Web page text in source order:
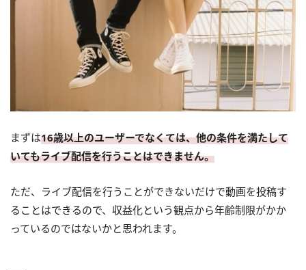
まずは16歳以上のユーザーでなくては、他の条件を満たして
いてもライブ配信を行うことはできません。
ただ、ライブ配信を行うことができないだけで動画を投稿す
ることはできるので、収益化という観点から年齢制限がかか
っているのではないかと思われます。